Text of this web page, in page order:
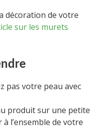
décoration de votre
sur les murets
pas votre peau avec
produit sur une petite
l’ensemble de votre